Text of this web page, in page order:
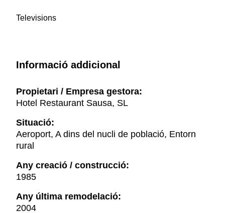
Televisions
Informació addicional
Propietari / Empresa gestora:
Hotel Restaurant Sausa, SL
Situació:
Aeroport, A dins del nucli de població, Entorn
rural
Any creació / construcció:
1985
Any última remodelació:
2004